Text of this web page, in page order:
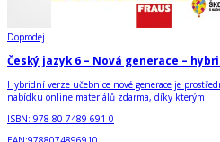
Doprodej
Český jazyk 6 – Nová generace –
Hybridní verze učebnice nové generace je
nabídku online materiálů zdarma, díky kterým
ISBN: 978-80-7489-691-0